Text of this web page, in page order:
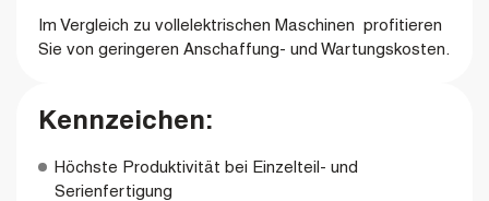
Im Vergleich zu vollelektrischen Maschinen profitieren
Sie von geringeren Anschaffung- und Wartungskosten.
Kennzeichen:
Höchste Produktivität bei Einzelteil- und
Serienfertigung